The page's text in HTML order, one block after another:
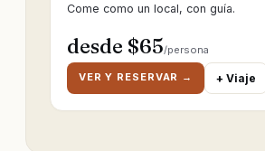
Come como un local, con guía.
desde $65/persona
VER Y RESERVAR → + Viaje